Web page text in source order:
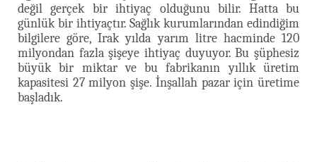
değil gerçek bir ihtiyaç olduğunu bilir. Hatta bu
günlük bir ihtiyaçtır. Sağlık kurumlarından edindiğim
bilgilere göre, Irak yılda yarım litre hacminde 120
milyondan fazla şişeye ihtiyaç duyuyor. Bu şüphesiz
büyük bir miktar ve bu fabrikanın yıllık üretim
kapasitesi 27 milyon şişe. İnşallah pazar için üretime
başladık.